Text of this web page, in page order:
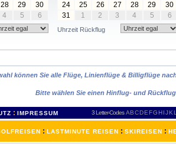
28 29
30
4 5 6
24
25 26 27 28 29
30
31
1 2 3 4 5 6
Uhrzeit Rückflug
können Sie alle Flüge, Linienflüge & Billigflüge
Bitte wählen Sie einen Hinflug- und
: IMPRESSUM 3 Letter-Codes ABCDEFGH IJKL
: LASTMINUTE REISEN : SKIREISEN :